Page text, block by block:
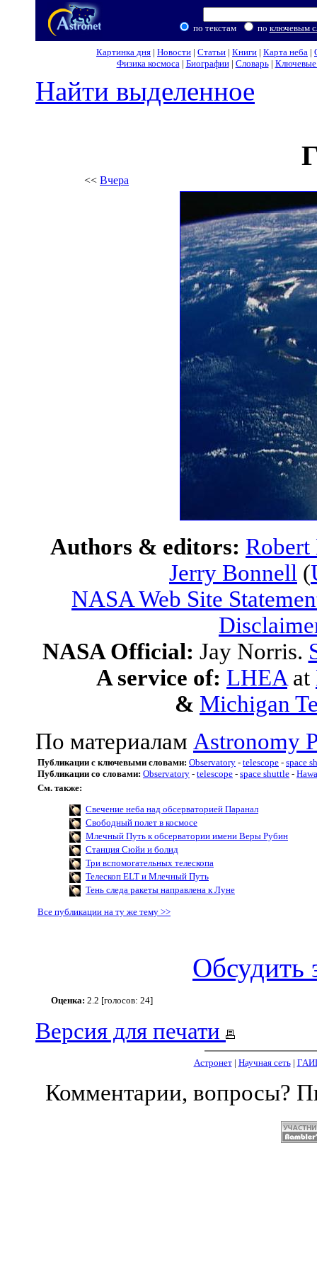
по текстам по ключевым
Картинка дня | Новости | Статьи | Книги | Карта неба |
Физика космоса| Биографии| Словарь| Ключевые
Найти выделенное
<< Вчера
Authors & editors:
Jerry Bonnell (
NASA Web Site
NASA Official: Jay Norris.
A service of: LHEA at
& Michigan
По материалам Astronomy
Публикации с ключевыми словами: Observatory - telescope - space
Публикации со словами: Observatory - telescope - space shuttle -
См. также:
Свечение неба над обсерваторией Паранал
Свободный полет в космосе
Млечный Путь к обсерватории имени Веры Рубин
Станция Сюйи и болид
Три вспомогательных телескопа
Телескоп ELT и Млечный Путь
Тень следа ракеты направлена к Луне
Все публикации на ту же тему >>
Обсудить
Оценка: 2.2 [голосов: 24]
Версия для печати
Астронет| Научная сеть|
Комментарии, вопросы?